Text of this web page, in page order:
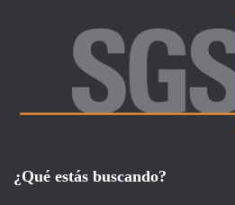
¿Qué estás buscando?